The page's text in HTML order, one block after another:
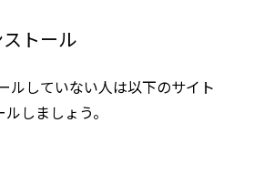
トール
ルしていない人は以下のサイト
しましょう。